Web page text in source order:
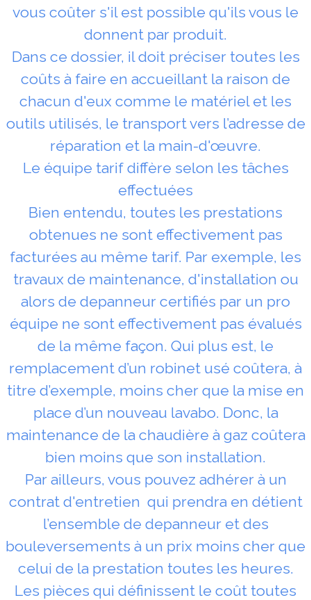
vous coûter s'il est possible qu'ils vous le
donnent par produit.
Dans ce dossier, il doit préciser toutes les
coûts à faire en accueillant la raison de
chacun d'eux comme le matériel et les
outils utilisés, le transport vers l’adresse de
réparation et la main-d'œuvre.
Le équipe tarif diffère selon les tâches
effectuées
Bien entendu, toutes les prestations
obtenues ne sont effectivement pas
facturées au même tarif. Par exemple, les
travaux de maintenance, d'installation ou
alors de depanneur certifiés par un pro
équipe ne sont effectivement pas évalués
de la même façon. Qui plus est, le
remplacement d’un robinet usé coûtera, à
titre d’exemple, moins cher que la mise en
place d’un nouveau lavabo. Donc, la
maintenance de la chaudière à gaz coûtera
bien moins que son installation.
Par ailleurs, vous pouvez adhérer à un
contrat d'entretien qui prendra en détient
l’ensemble de depanneur et des
bouleversements à un prix moins cher que
celui de la prestation toutes les heures.
Les pièces qui définissent le coût toutes